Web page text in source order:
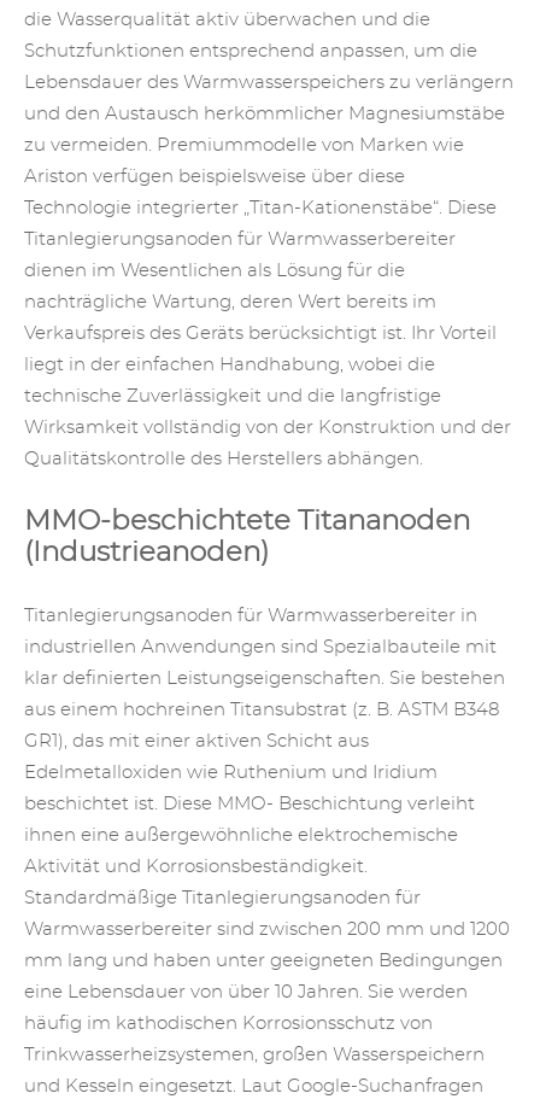
die Wasserqualität aktiv überwachen und die
Schutzfunktionen entsprechend anpassen, um die
Lebensdauer des Warmwasserspeichers zu verlängern
und den Austausch herkömmlicher Magnesiumstäbe
zu vermeiden. Premiummodelle von Marken wie
Ariston verfügen beispielsweise über diese
Technologie integrierter „Titan-Kationenstäbe“. Diese
Titanlegierungsanoden für Warmwasserbereiter
dienen im Wesentlichen als Lösung für die
nachträgliche Wartung, deren Wert bereits im
Verkaufspreis des Geräts berücksichtigt ist. Ihr Vorteil
liegt in der einfachen Handhabung, wobei die
technische Zuverlässigkeit und die langfristige
Wirksamkeit vollständig von der Konstruktion und der
Qualitätskontrolle des Herstellers abhängen.
MMO-beschichtete Titananoden
(Industrieanoden)
Titanlegierungsanoden für Warmwasserbereiter in
industriellen Anwendungen sind Spezialbauteile mit
klar definierten Leistungseigenschaften. Sie bestehen
aus einem hochreinen Titansubstrat (z. B. ASTM B348
GR1), das mit einer aktiven Schicht aus
Edelmetalloxiden wie Ruthenium und Iridium
beschichtet ist. Diese MMO- Beschichtung verleiht
ihnen eine außergewöhnliche elektrochemische
Aktivität und Korrosionsbeständigkeit.
Standardmäßige Titanlegierungsanoden für
Warmwasserbereiter sind zwischen 200 mm und 1200
mm lang und haben unter geeigneten Bedingungen
eine Lebensdauer von über 10 Jahren. Sie werden
häufig im kathodischen Korrosionsschutz von
Trinkwasserheizsystemen, großen Wasserspeichern
und Kesseln eingesetzt. Laut Google-Suchanfragen